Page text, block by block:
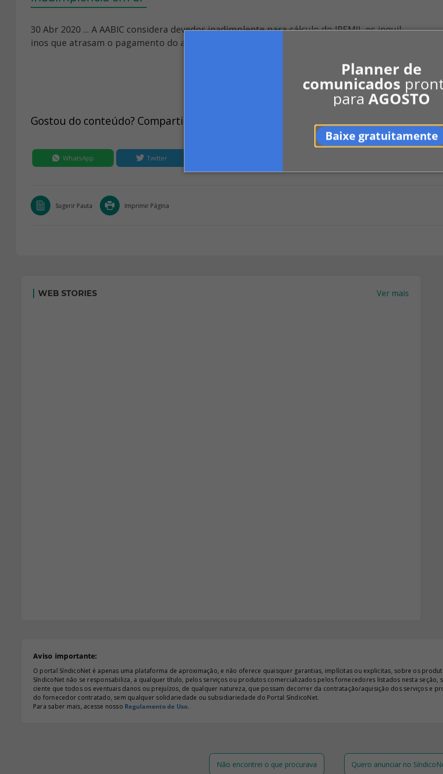
Planner de
comunicados
paraAGOSTO
Baixe gratuitamente
30 Abr 2020 ... A AABIC considera devedor inadimplente para cálculo do IPEMIL os inquil
inos que atrasam o pagamento do aluguel por 90 dias após a data do ...
Gostou do conteúdo? Compartilhe:
WhatsApp Twitter
0
Sugerir Pauta Imprimir Página
WEB STORIES Ver mais
Aviso importante:
O portal SíndicoNet é apenas uma plataforma de aproximação, e não oferece quaisquer garantias, implícitas ou explicitas, sobre os
SíndicoNet não se responsabiliza, a qualquer título, pelos serviços ou produtos comercializados pelos fornecedores listados nesta
ciente que todos os eventuais danos ou prejuízos, de qualquer natureza, que possam decorrer da contratação/aquisição dos serviços e
do fornecedor contratado, sem qualquer solidariedade ou subsidiariedade do Portal SíndicoNet.
Para saber mais, acesse nosso Regulamento de Uso.
Não encontrei o que procurava Quero anunciar no